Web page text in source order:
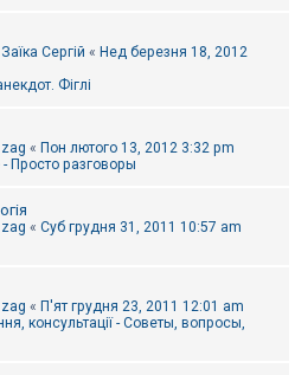
Заїка Сергій « Нед березня 18, 2012
Фіглі
zag « Пон лютого 13, 2012 3:32 pm
- Просто разговоры
zag « Суб грудня 31, 2011 10:57 am
zag « П'ят грудня 23, 2011 12:01 am
консультації - Советы, вопросы,